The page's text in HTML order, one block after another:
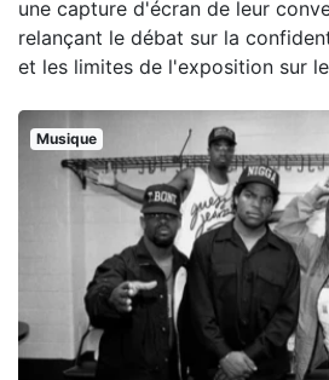
une capture d'écran de leur
relançant le débat sur la
et les limites de l'exposition sur
Musique